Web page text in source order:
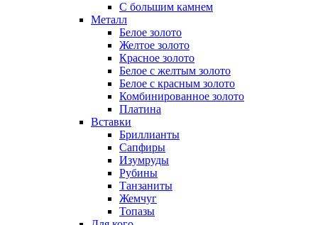
С большим камнем
Металл
Белое золото
Желтое золото
Красное золото
Белое с желтым золото
Белое с красным золото
Комбинированное золото
Платина
Вставки
Бриллианты
Сапфиры
Изумруды
Рубины
Танзаниты
Жемчуг
Топазы